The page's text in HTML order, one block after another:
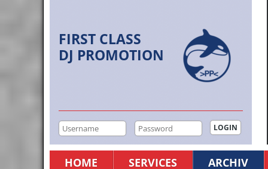
FIRST CLASS
DJ PROMOTION
HOME SERVICES ARCHIV